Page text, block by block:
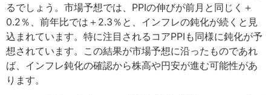
るでしょう。市場予想では、PPIの伸びが前月と同じく＋
0.2％、前年比では＋2.3％と、インフレの鈍化が続くと見
込まれています。特に注目されるコアPPIも同様に鈍化が予
想されています。この結果が市場予想に沿ったものであれ
ば、インフレ鈍化の確認から株高や円安が進む可能性があ
ります。